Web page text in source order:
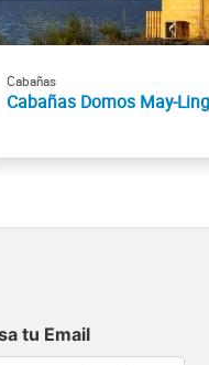
Cabañas
Cabañas Domos May-Ling
tu Email